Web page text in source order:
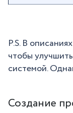
P.S. В
чтобы
системой.
Создание